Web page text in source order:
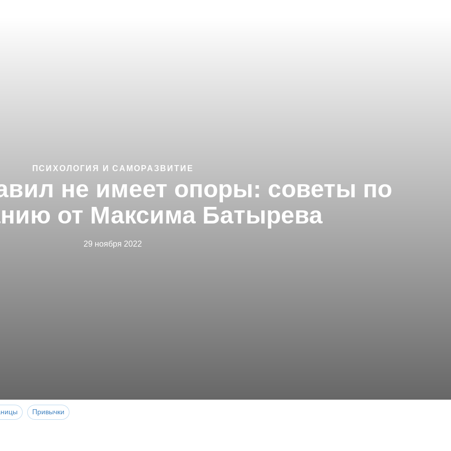
ПСИХОЛОГИЯ И САМОРАЗВИТИЕ
не имеет опоры: советы по
от Максима Батырева
29 ноября 2022
Привычки